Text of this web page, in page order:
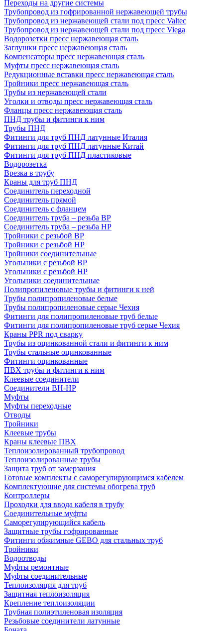
Переходы на другие системы
Трубопровод из гофрированной нержавеющей трубы
Трубопровод из нержавеющей стали под пресс Valtec
Трубопровод из нержавеющей стали под пресс Viega
Водорозетки пресс нержавеющая сталь
Заглушки пресс нержавеющая сталь
Компенсаторы пресс нержавеющая сталь
Муфты пресс нержавеющая сталь
Редукционные вставки пресс нержавеющая сталь
Тройники пресс нержавеющая сталь
Трубы из нержавеющей стали
Уголки и отводы пресс нержавеющая сталь
Фланцы пресс нержавеющая сталь
ПНД трубы и фитинги к ним
Трубы ПНД
Фитинги для труб ПНД латунные Италия
Фитинги для труб ПНД латунные Китай
Фитинги для труб ПНД пластиковые
Водорозетка
Врезка в трубу
Краны для труб ПНД
Соединитель переходной
Соединитель прямой
Соединитель с фланцем
Соединитель труба – резьба ВР
Соединитель труба – резьба НР
Тройники с резьбой ВР
Тройники с резьбой НР
Тройники соединительные
Угольники с резьбой ВР
Угольники с резьбой НР
Угольники соединительные
Полипропиленовые трубы и фитинги к ней
Трубы полипропиленовые белые
Трубы полипропиленовые серые Чехия
Фитинги для полипропиленовые труб белые
Фитинги для полипропиленовые труб серые Чехия
Краны PPR под сварку
Трубы из оцинкованной стали и фитинги к ним
Трубы стальные оцинкованные
Фитинги оцинкованные
ПВХ трубы и фитинги к ним
Клеевые соединители
Соединители ВН-НР
Муфты
Муфты переходные
Отводы
Тройники
Клеевые трубы
Краны клеевые ПВХ
Теплоизолированный трубопровод
Теплоизолированные трубы
Защита труб от замерзания
Готовые комплекты с саморегулирующимся кабелем
Комплектующие для системы обогрева труб
Контроллеры
Проходки для ввода кабеля в трубу
Соединительные муфты
Саморегулирующийся кабель
Защитные трубы гофрированные
Фитинги обжимные GEBO для стальных труб
Тройники
Водоотводы
Муфты ремонтные
Муфты соединительные
Теплоизоляция для труб
Защитная теплоизоляция
Крепление теплоизоляции
Трубная полиэтиленовая изоляция
Резьбовые соединители латунные